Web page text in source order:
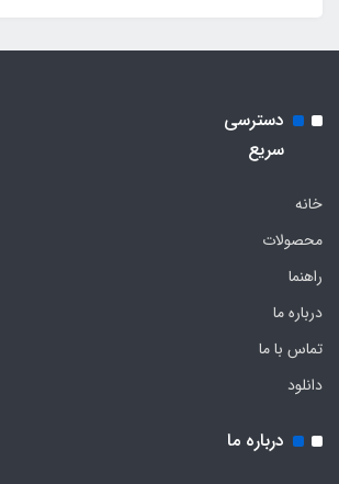
دسترسی
سریع
خانه
محصولات
راهنما
درباره ما
تماس با ما
دانلود
درباره ما